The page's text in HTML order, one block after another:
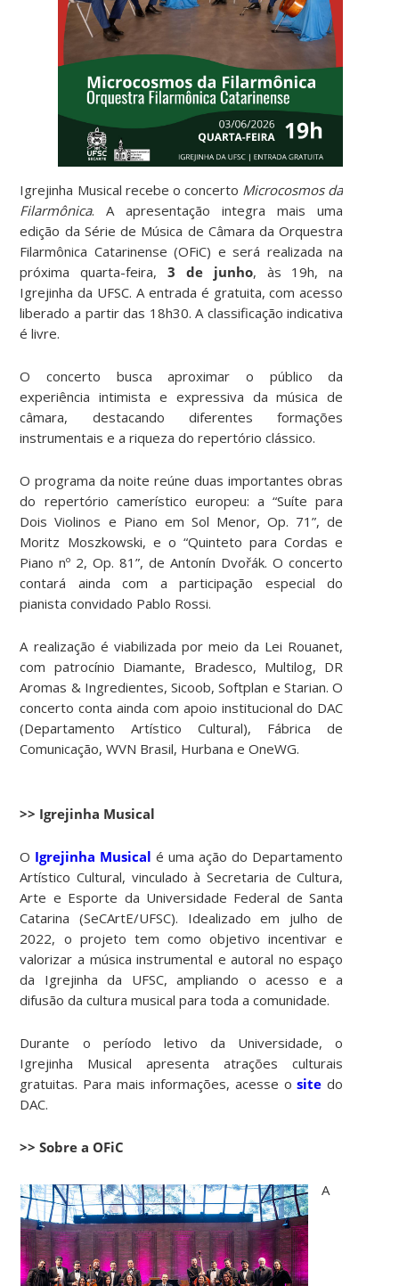
Igrejinha Musical recebe o concerto Microcosmos da
Filarmônica. A apresentação integra mais uma
edição da Série de Música de Câmara da Orquestra
Filarmônica Catarinense (OFiC) e será realizada na
próxima quarta-feira,3 de junho, às 19h, na
Igrejinha da UFSC. A entrada é gratuita, com acesso
liberado a partir das 18h30. A classificação indicativa
é livre.
O concerto busca aproximar o público da
experiência intimista e expressiva da música de
câmara, destacando diferentes formações
instrumentais e a riqueza do repertório clássico.
O programa da noite reúne duas importantes obras
do repertório camerístico europeu: a “Suíte para
Dois Violinos e Piano em Sol Menor, Op. 71”, de
Moritz Moszkowski, e o “Quinteto para Cordas e
Piano nº 2, Op. 81”, de Antonín Dvořák. O concerto
contará ainda com a participação especial do
pianista convidado Pablo Rossi.
A realização é viabilizada por meio da Lei Rouanet,
com patrocínio Diamante, Bradesco, Multilog, DR
Aromas & Ingredientes, Sicoob, Softplan e Starian. O
concerto conta ainda com apoio institucional do DAC
(Departamento Artístico Cultural), Fábrica de
Comunicação, WVN Brasil, Hurbana e OneWG.
>> Igrejinha Musical
O Igrejinha Musical é uma ação do Departamento
Artístico Cultural, vinculado à Secretaria de Cultura,
Arte e Esporte da Universidade Federal de Santa
Catarina (SeCArtE/UFSC). Idealizado em julho de
2022, o projeto tem como objetivo incentivar e
valorizar a música instrumental e autoral no espaço
da Igrejinha da UFSC, ampliando o acesso e a
difusão da cultura musical para toda a comunidade.
Durante o período letivo da Universidade, o
Igrejinha Musical apresenta atrações culturais
gratuitas. Para mais informações, acesse osite do
DAC.
>> Sobre a OFiC
A